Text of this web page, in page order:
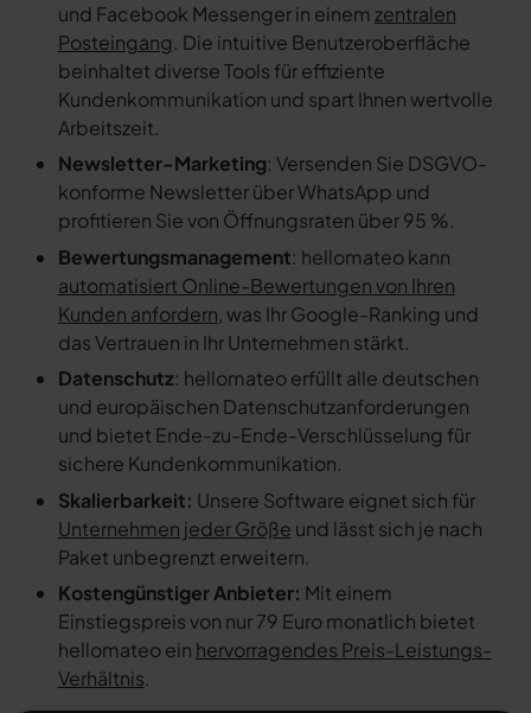
und Facebook Messenger in einem zentralen
Posteingang. Die intuitive Benutzeroberfläche
beinhaltet diverse Tools für effiziente
Kundenkommunikation und spart Ihnen wertvolle
Arbeitszeit.
Newsletter-Marketing: Versenden Sie DSGVO-
konforme Newsletter über WhatsApp und
profitieren Sie von Öffnungsraten über 95 %.
Bewertungsmanagement: hellomateo kann
automatisiert Online-Bewertungen von Ihren
Kunden anfordern, was Ihr Google-Ranking und
das Vertrauen in Ihr Unternehmen stärkt.
Datenschutz: hellomateo erfüllt alle deutschen
und europäischen Datenschutzanforderungen
und bietet Ende-zu-Ende-Verschlüsselung für
sichere Kundenkommunikation.
Skalierbarkeit: Unsere Software eignet sich für
Unternehmen jeder Größe und lässt sich je nach
Paket unbegrenzt erweitern.
Kostengünstiger Anbieter: Mit einem
Einstiegspreis von nur 79 Euro monatlich bietet
hellomateo ein hervorragendes Preis-Leistungs-
Verhältnis.